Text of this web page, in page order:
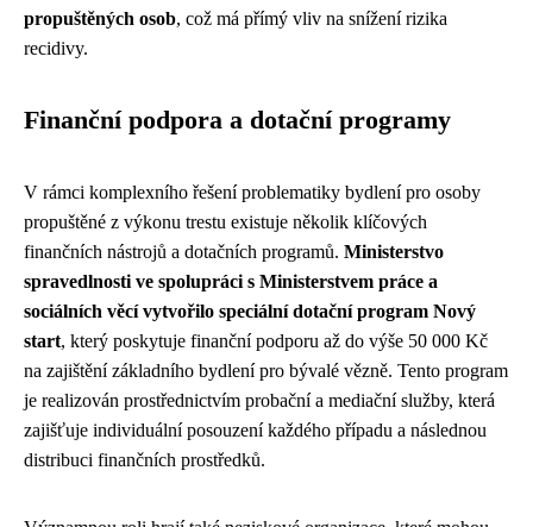
propuštěných osob, což má přímý vliv na snížení rizika
recidivy.
Finanční podpora a dotační programy
V rámci komplexního řešení problematiky bydlení pro osoby
propuštěné z výkonu trestu existuje několik klíčových
finančních nástrojů a dotačních programů. Ministerstvo
spravedlnosti ve spolupráci s Ministerstvem práce a
sociálních věcí vytvořilo speciální dotační program Nový
start, který poskytuje finanční podporu až do výše 50 000 Kč
na zajištění základního bydlení pro bývalé vězně. Tento program
je realizován prostřednictvím probační a mediační služby, která
zajišťuje individuální posouzení každého případu a následnou
distribuci finančních prostředků.